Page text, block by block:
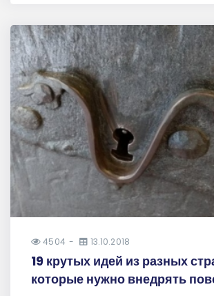
4504 13.10.2018
19 крутых идей из разных
которые нужно внедрять